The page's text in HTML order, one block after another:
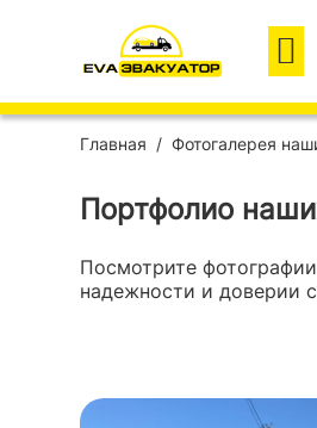
Главная Фотогалерея
Портфолио
Посмотрите
надежности и доверии